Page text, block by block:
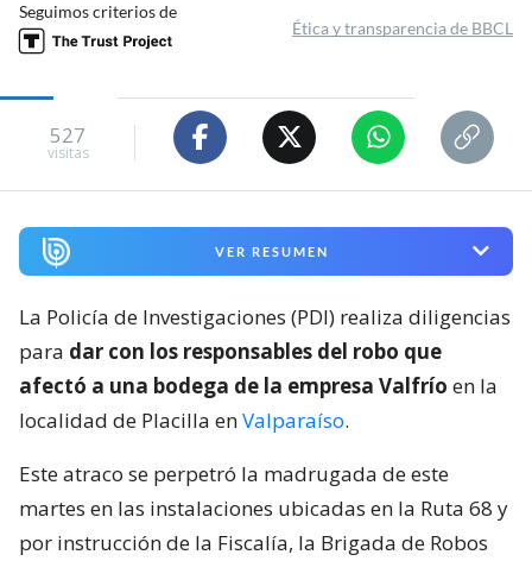
Seguimos criterios de
Ética y transparencia de BBCL
527
visitas
VER RESUMEN
La Policía de Investigaciones (PDI) realiza diligencias
para dar con los responsables del robo que
afectó a una bodega de la empresa Valfrío en la
localidad de Placilla enValparaíso.
Este atraco se perpetró la madrugada de este
martes en las instalaciones ubicadas en la Ruta 68 y
por instrucción de la Fiscalía, la Brigada de Robos